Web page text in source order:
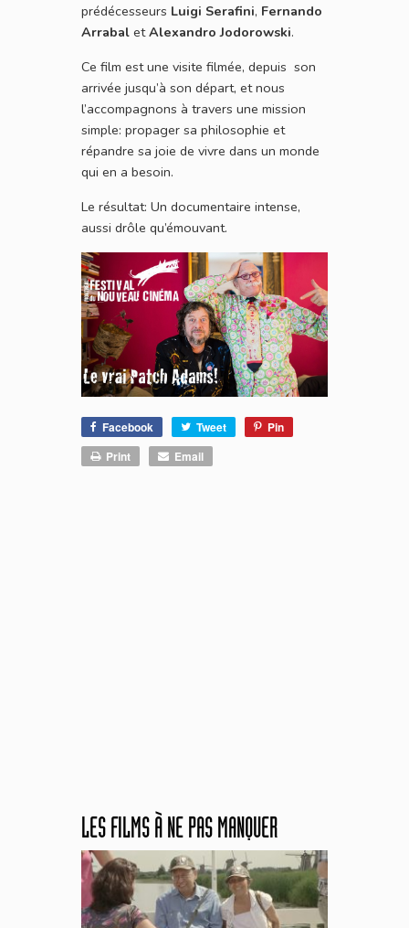
prédécesseurs Luigi Serafini, Fernando
Arrabal etAlexandro Jodorowski.
Ce film est une visite filmée, depuis son
arrivée jusqu’à son départ, et nous
l’accompagnons à travers une mission
simple: propager sa philosophie et
répandre sa joie de vivre dans un monde
qui en a besoin.
Le résultat: Un documentaire intense,
aussi drôle qu’émouvant.
Facebook Tweet
Pin
Print
Email
LES FILMS À NE PAS MANQUER